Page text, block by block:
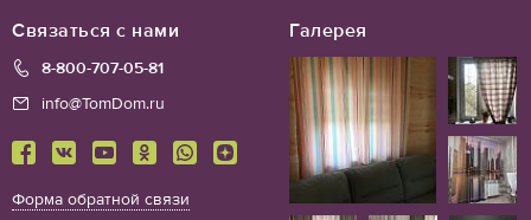
Галерея
Связаться с нами
8-800-707-05-81
info@TomDom.ru
Форма обратной связи